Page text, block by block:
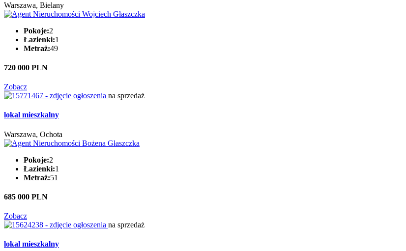
Warszawa, Bielany
Pokoje:2
Łazienki:1
Metraż:49
720 000 PLN
Zobacz
na sprzedaż
lokal mieszkalny
Warszawa, Ochota
Pokoje:2
Łazienki:1
Metraż:51
685 000 PLN
Zobacz
na sprzedaż
lokal mieszkalny